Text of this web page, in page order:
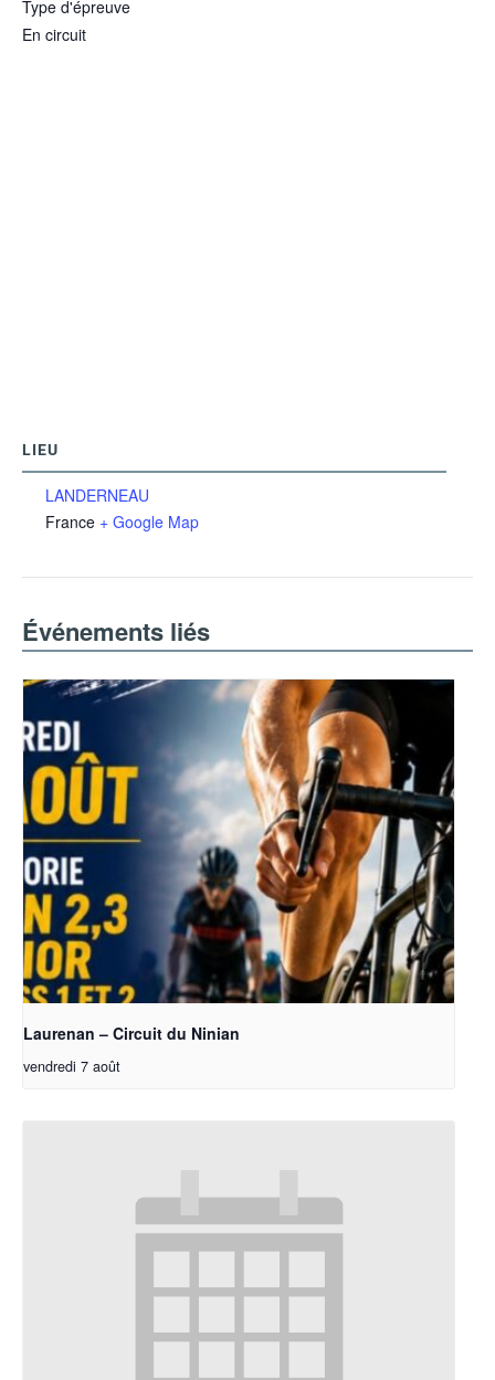
Type d'épreuve
En circuit
LIEU
LANDERNEAU
France + Google Map
Événements liés
Laurenan – Circuit du Ninian
vendredi 7 août